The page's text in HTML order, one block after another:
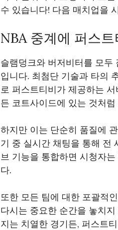
수 있습니다! 다음 매치업을
NBA 중계에 퍼스
슬램덩크와 버저비터를 모두
입니다. 최첨단 기술과 타의
로 퍼스트티비가 제공하는
든 코트사이드에 있는 것처
하지만 이는 단순히 품질에
기 중 실시간 채팅을 통해 전
브 기능을 통합하면 시청자
다.
또한 모든 팀에 대한 포괄적
다시는 중요한 순간을 놓치
지는 치열한 경기든, 퍼스트